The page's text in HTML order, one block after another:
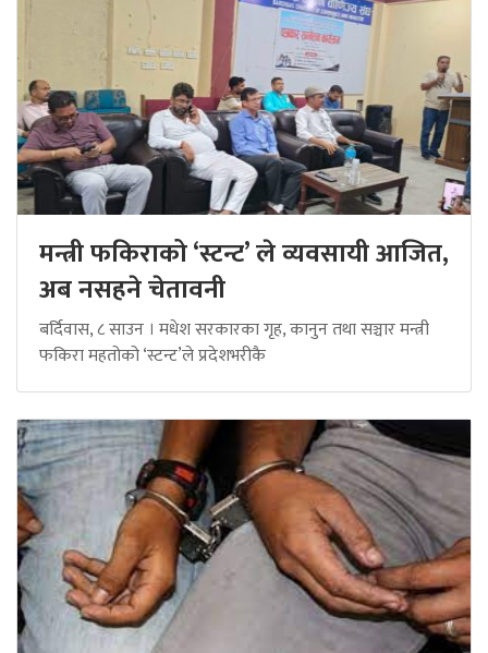
मन्त्री फकिराको ‘स्टन्ट’ ले व्यवसायी आजित,
अब नसहने चेतावनी
बर्दिवास, ८ साउन । मधेश सरकारका गृह, कानुन तथा सञ्चार मन्त्री
फकिरा महतोको ‘स्टन्ट’ले प्रदेशभरीकै